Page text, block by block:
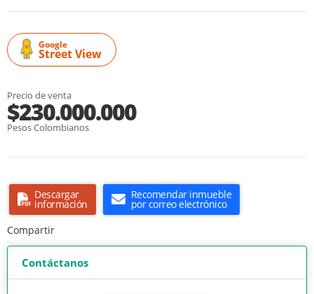
Google
Street View
Precio de venta
$230.000.000
Pesos Colombianos
Descargar
información
Recomendar inmueble
por correo electrónico
Compartir
Contáctanos